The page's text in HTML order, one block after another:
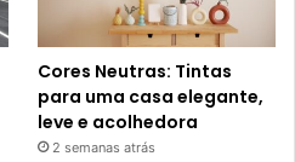
Cores Neutras: Tintas
para uma casa elegante,
leve e acolhedora
2 semanas atrás